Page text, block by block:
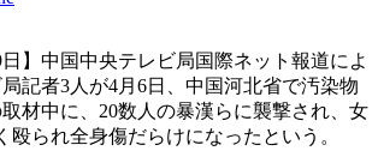
日】中国中央テレビ局国際ネット報道によ
記者3人が4月6日、中国河北省で汚染物
材中に、20数人の暴漢らに襲撃され、女
殴られ全身傷だらけになったという。